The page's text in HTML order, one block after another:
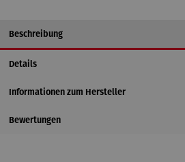
Beschreibung
Details
Informationen zum Hersteller
Bewertungen